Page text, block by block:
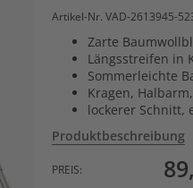
Artikel-Nr. VAD-2613945-
Zarte
Längsstreifen in
Sommerleichte
Kragen,
lockerer Schnitt,
Produktbeschreibung
PREIS: